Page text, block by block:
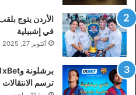
الأردن يتوج
في إشبيلية
أكتوبر 27, 2025
ترسم